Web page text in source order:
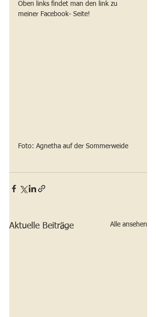
Oben links findet man den link zu
meiner Facebook- Seite!
Foto: Agnetha auf der Sommerweide
Aktuelle Beiträge Alle ansehen